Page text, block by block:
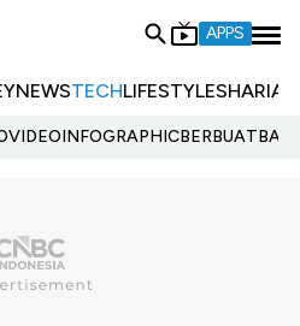
APPS
NEWSTECHLIFESTYLESHARIA
VIDEOINFOGRAPHIC